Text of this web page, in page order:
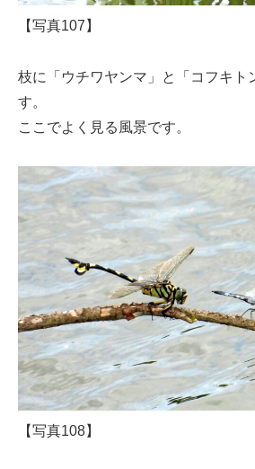
【写真107】
枝に「ウチワヤンマ」と「コフキト
す。
ここでよく見る風景です。
【写真108】